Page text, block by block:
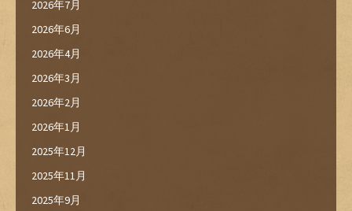
2026年7月
2026年6月
2026年4月
2026年3月
2026年2月
2026年1月
2025年12月
2025年11月
2025年9月